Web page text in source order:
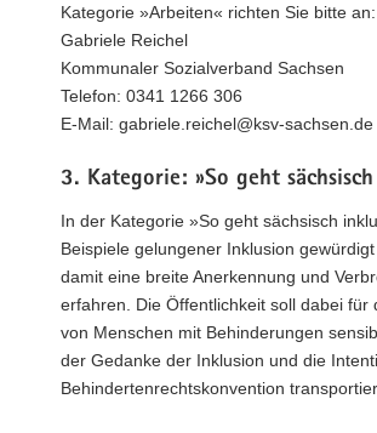
Kategorie »Arbeiten« richten Sie bitte an:
Gabriele Reichel
Kommunaler Sozialverband Sachsen
Telefon: 0341 1266 306
E-Mail: gabriele.reichel@ksv-sachsen.de
3. Kategorie: »So geht
In der Kategorie »So geht sächsisch
Beispiele gelungener Inklusion
damit eine breite Anerkennung und
erfahren. Die Öffentlichkeit soll dabei für
von Menschen mit Behinderungen
der Gedanke der Inklusion und die
Behindertenrechtskonvention